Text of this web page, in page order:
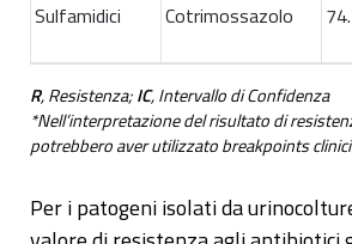
Sulfamidici
Cotrimossazolo
R, Resistenza;IC, Intervallo di Confidenza
*Nell’interpretazione del risultato di
potrebbero aver utilizzato breakpoints
Per i patogeni isolati da